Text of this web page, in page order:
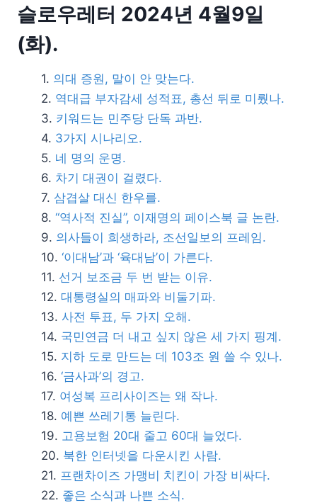
슬로우레터 2024년 4월9일
(화).
의대 증원, 말이 안 맞는다.
역대급 부자감세 성적표, 총선 뒤로 미뤘나.
키워드는 민주당 단독 과반.
3가지 시나리오.
네 명의 운명.
차기 대권이 걸렸다.
삼겹살 대신 한우를.
“역사적 진실”, 이재명의 페이스북 글 논란.
의사들이 희생하라, 조선일보의 프레임.
‘이대남’과 ‘육대남’이 가른다.
선거 보조금 두 번 받는 이유.
대통령실의 매파와 비둘기파.
사전 투표, 두 가지 오해.
국민연금 더 내고 싶지 않은 세 가지 핑계.
지하 도로 만드는 데 103조 원 쓸 수 있나.
‘금사과’의 경고.
여성복 프리사이즈는 왜 작나.
예쁜 쓰레기통 늘린다.
고용보험 20대 줄고 60대 늘었다.
북한 인터넷을 다운시킨 사람.
프랜차이즈 가맹비 치킨이 가장 비싸다.
좋은 소식과 나쁜 소식.